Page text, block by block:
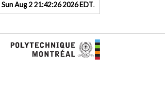
Sun Aug 2 21:42:26 2026 EDT.